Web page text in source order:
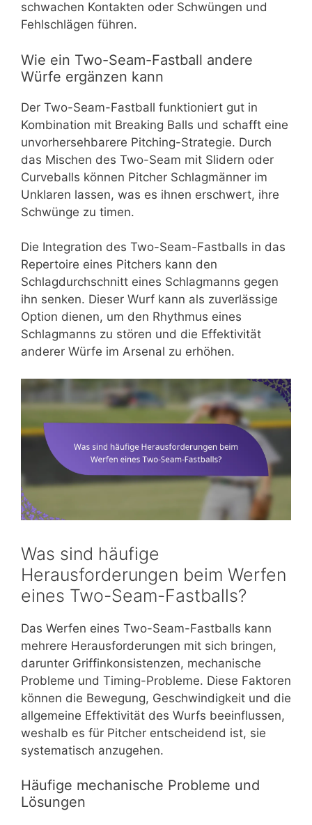
schwachen Kontakten oder Schwüngen und
Fehlschlägen führen.
Wie ein Two-Seam-Fastball andere
Würfe ergänzen kann
Der Two-Seam-Fastball funktioniert gut in
Kombination mit Breaking Balls und schafft eine
unvorhersehbarere Pitching-Strategie. Durch
das Mischen des Two-Seam mit Slidern oder
Curveballs können Pitcher Schlagmänner im
Unklaren lassen, was es ihnen erschwert, ihre
Schwünge zu timen.
Die Integration des Two-Seam-Fastballs in das
Repertoire eines Pitchers kann den
Schlagdurchschnitt eines Schlagmanns gegen
ihn senken. Dieser Wurf kann als zuverlässige
Option dienen, um den Rhythmus eines
Schlagmanns zu stören und die Effektivität
anderer Würfe im Arsenal zu erhöhen.
Was sind häufige
Herausforderungen beim Werfen
eines Two-Seam-Fastballs?
Das Werfen eines Two-Seam-Fastballs kann
mehrere Herausforderungen mit sich bringen,
darunter Griffinkonsistenzen, mechanische
Probleme und Timing-Probleme. Diese Faktoren
können die Bewegung, Geschwindigkeit und die
allgemeine Effektivität des Wurfs beeinflussen,
weshalb es für Pitcher entscheidend ist, sie
systematisch anzugehen.
Häufige mechanische Probleme und
Lösungen